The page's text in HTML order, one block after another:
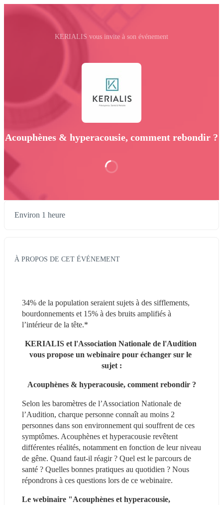
KERIALIS vous invite à son événement
Acouphènes & hyperacousie, comment rebondir ?
Environ 1 heure
À PROPOS DE CET ÉVÉNEMENT
34% de la population seraient sujets à des sifflements,
bourdonnements et 15% à des bruits amplifiés à
l’intérieur de la tête.*
KERIALIS et l'Association Nationale de l'Audition
vous propose un webinaire pour échanger sur le
sujet :
Acouphènes & hyperacousie, comment rebondir ?
Selon les baromètres de l’Association Nationale de
l’Audition, charque personne connaît au moins 2
personnes dans son environnement qui souffrent de ces
symptômes. Acouphènes et hyperacousie revêtent
différentes réalités, notamment en fonction de leur niveau
de gêne. Quand faut-il réagir ? Quel est le parcours de
santé ? Quelles bonnes pratiques au quotidien ? Nous
répondrons à ces questions lors de ce webinaire.
Le webinaire "Acouphènes et hyperacousie,